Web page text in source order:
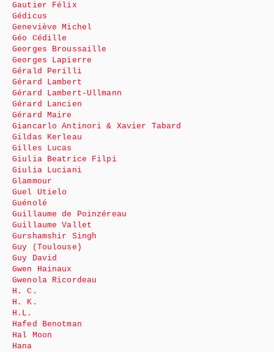
Gautier Félix
Gédicus
Geneviève Michel
Géo Cédille
Georges Broussaille
Georges Lapierre
Gérald Perilli
Gérard Lambert
Gérard Lambert-Ullmann
Gérard Lancien
Gérard Maire
Giancarlo Antinori & Xavier Tabard
Gildas Kerleau
Gilles Lucas
Giulia Beatrice Filpi
Giulia Luciani
Glammour
Guel Utielo
Guénolé
Guillaume de Poinzéreau
Guillaume Vallet
Gurshamshir Singh
Guy (Toulouse)
Guy David
Gwen Hainaux
Gwenola Ricordeau
H. C.
H. K.
H.L.
Hafed Benotman
Hal Moon
Hana